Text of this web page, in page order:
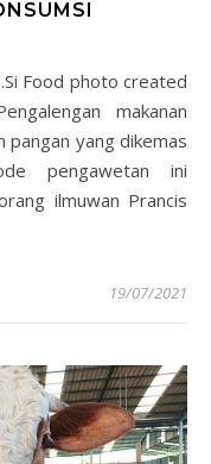
makanan
pangan yang dikemas
pengawetan ini
ilmuwan Prancis
19/07/2021